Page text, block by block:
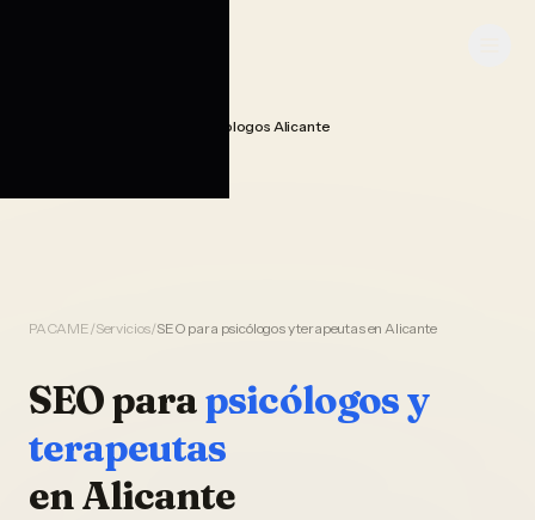
Seo Posicionamiento Psicologos Alicante
PACAME/Servicios/SEO para psicólogos y terapeutas en Alicante
SEOparapsicólogos y
terapeutas
enAlicante